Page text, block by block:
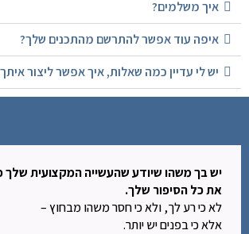
איך משלמים?
איפה עוד אפשר להתרשם מהתכנים שלך?
יש לי עדיין כמה שאלות, איך אפשר ליצור
יש בך משהו שיודע שהעשייה המקצועית
את כל הסיפור שלך.
לא כי רע לך, ולא כי חסר משהו מבחוץ –
אלא כי בפנים יש יותר.